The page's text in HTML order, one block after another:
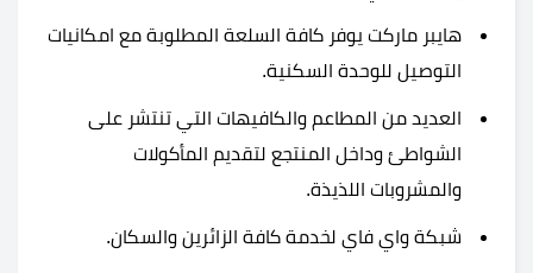
هايبر ماركت يوفر كافة السلعة المطلوبة مع امكانيات
التوصيل للوحدة السكنية.
العديد من المطاعم والكافيهات التي تنتشر على
الشواطئ وداخل المنتجع لتقديم المأكولات
والمشروبات اللذيذة.
شبكة واي فاي لخدمة كافة الزائرين والسكان.